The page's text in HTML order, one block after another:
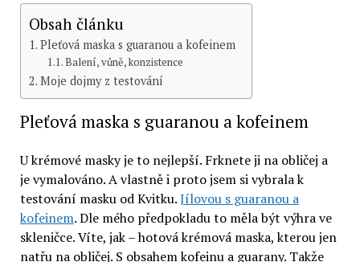
Obsah článku
Pleťová maska s guaranou a kofeinem
Balení, vůně, konzistence
Moje dojmy z testování
Pleťová maska s guaranou a kofeinem
U krémové masky je to nejlepší. Frknete ji na obličej a
je vymalováno. A vlastně i proto jsem si vybrala k
testování masku od Kvitku.Jílovou s guaranou a
kofeinem. Dle mého předpokladu to měla být výhra ve
skleničce. Víte, jak – hotová krémová maska, kterou jen
natřu na obličej. S obsahem kofeinu a guarany. Takže